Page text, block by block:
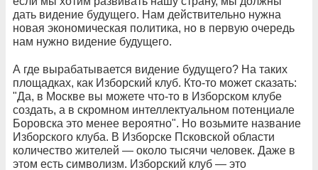
дать видение будущего. Нам действительно нужна
новая экономическая политика, но в первую очередь
нам нужно видение будущего.
А где вырабатывается видение будущего? На таких
площадках, как Изборский клуб. Кто-то может сказать:
"Да, в Москве вы можете что-то в Изборском клубе
создать, а в скромном интеллектуальном потенциале
Боровска это менее вероятно". Но возьмите название
Изборского клуба. В Изборске Псковской области
количество жителей — около тысячи человек. Даже в
этом есть символизм. Изборский клуб — это